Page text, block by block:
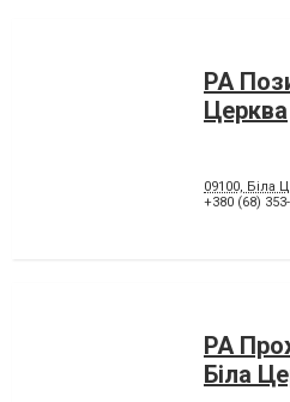
РА
Церква
09100, Біла
+380 (68)
РА
Біла